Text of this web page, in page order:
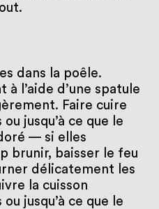
dans la poêle.
à l’aide d’une spatule
Faire cuire
jusqu’à ce que le
— si elles
brunir, baisser le feu
délicatement les
la cuisson
jusqu’à ce que le